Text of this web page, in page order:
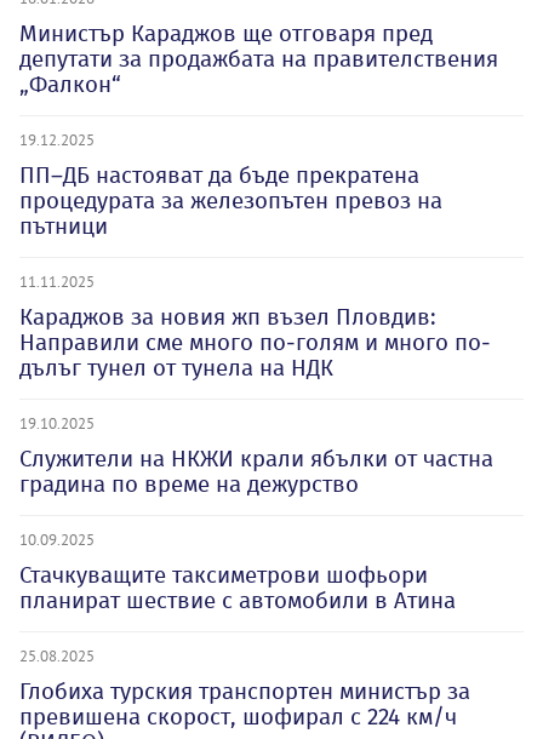
Министър Караджов ще отговаря пред
депутати за продажбата на правителствения
„Фалкон“
19.12.2025
ПП–ДБ настояват да бъде прекратена
процедурата за железопътен превоз на
пътници
11.11.2025
Караджов за новия жп възел Пловдив:
Направили сме много по-голям и много по-
дълъг тунел от тунела на НДК
19.10.2025
Служители на НКЖИ крали ябълки от частна
градина по време на дежурство
10.09.2025
Стачкуващите таксиметрови шофьори
планират шествие с автомобили в Атина
25.08.2025
Глобиха турския транспортен министър за
превишена скорост, шофирал с 224 км/ч